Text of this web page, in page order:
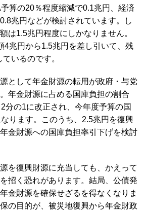
算の20％程度縮減で0.1兆円、経済
兆円などが検討されています。し
は1.5兆円程度にしかなりません。
4兆円から1.5兆円を差し引いて、残
いるのです。
として年金財源の転用が政府・与党
年金財源に占める国庫負担の割合
分の1に改正され、今年度予算の国
ります。このうち、2.5兆円を復興
金財源への国庫負担率引下げを検討
を復興財源に充当しても、かえって
招く恐れがあります。結局、公債発
金財源を確保せざるを得なくなりま
の目的が、被災地復興から年金財政